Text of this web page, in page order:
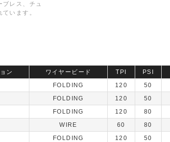
ブレス、チュ
います。
ン ワイヤービード TPI PSI
FOLDING 120 50
FOLDING 120 50
FOLDING 120 80
WIRE 60 80
FOLDING 120 50